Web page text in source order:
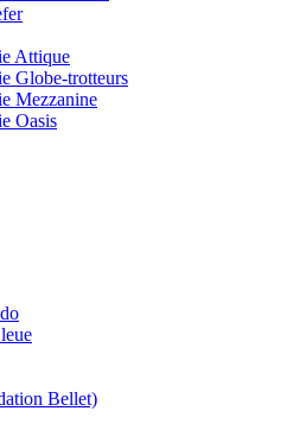
Attique
Globe-trotteurs
Mezzanine
Oasis
Bellet)